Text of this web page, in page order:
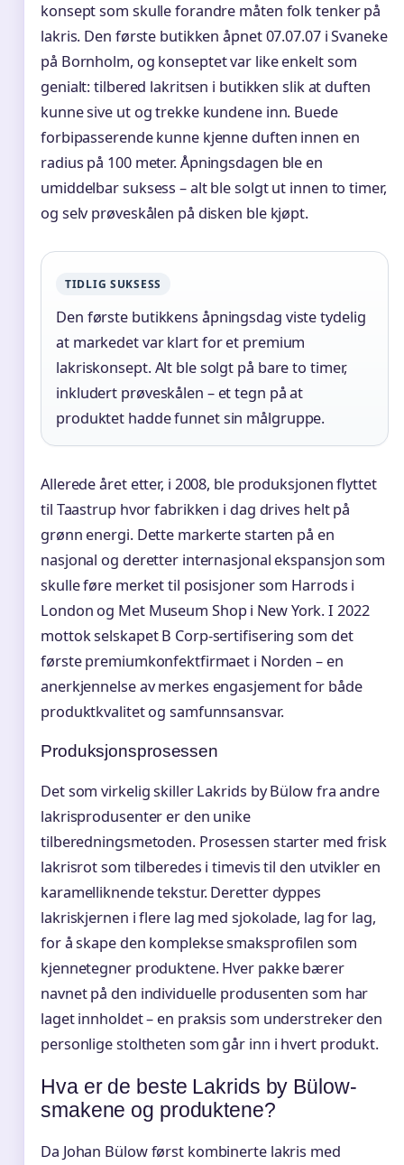
konsept som skulle forandre måten folk tenker på
lakris. Den første butikken åpnet 07.07.07 i Svaneke
på Bornholm, og konseptet var like enkelt som
genialt: tilbered lakritsen i butikken slik at duften
kunne sive ut og trekke kundene inn. Buede
forbipasserende kunne kjenne duften innen en
radius på 100 meter. Åpningsdagen ble en
umiddelbar suksess – alt ble solgt ut innen to timer,
og selv prøveskålen på disken ble kjøpt.
TIDLIG SUKSESS
Den første butikkens åpningsdag viste tydelig
at markedet var klart for et premium
lakriskonsept. Alt ble solgt på bare to timer,
inkludert prøveskålen – et tegn på at
produktet hadde funnet sin målgruppe.
Allerede året etter, i 2008, ble produksjonen flyttet
til Taastrup hvor fabrikken i dag drives helt på
grønn energi. Dette markerte starten på en
nasjonal og deretter internasjonal ekspansjon som
skulle føre merket til posisjoner som Harrods i
London og Met Museum Shop i New York. I 2022
mottok selskapet B Corp-sertifisering som det
første premiumkonfektfirmaet i Norden – en
anerkjennelse av merkes engasjement for både
produktkvalitet og samfunnsansvar.
Produksjonsprosessen
Det som virkelig skiller Lakrids by Bülow fra andre
lakrisprodusenter er den unike
tilberedningsmetoden. Prosessen starter med frisk
lakrisrot som tilberedes i timevis til den utvikler en
karamelliknende tekstur. Deretter dyppes
lakriskjernen i flere lag med sjokolade, lag for lag,
for å skape den komplekse smaksprofilen som
kjennetegner produktene. Hver pakke bærer
navnet på den individuelle produsenten som har
laget innholdet – en praksis som understreker den
personlige stoltheten som går inn i hvert produkt.
Hva er de beste Lakrids by Bülow-
smakene og produktene?
Da Johan Bülow først kombinerte lakris med